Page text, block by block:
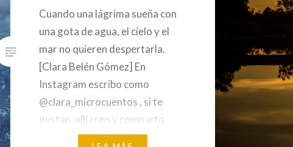
Cuando una lágrima sueña con
una gota de agua, el cielo y el
mar no quieren despertarla.
[Clara Belén Gómez] En
Instagram escribo como
@clara_microcuentos , si te
gustan, allí creo y comparto
cada día frases y microcuentos.